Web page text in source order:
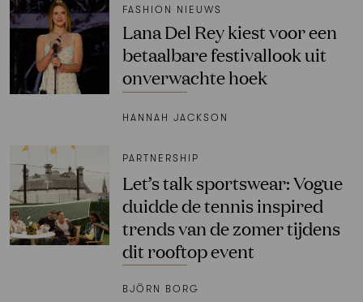
FASHION NIEUWS
Lana Del Rey kiest voor een
betaalbare festivallook uit
onverwachte hoek
HANNAH JACKSON
PARTNERSHIP
Let’s talk sportswear: Vogue
duidde de tennis inspired
trends van de zomer tijdens
dit rooftop event
BJÖRN BORG